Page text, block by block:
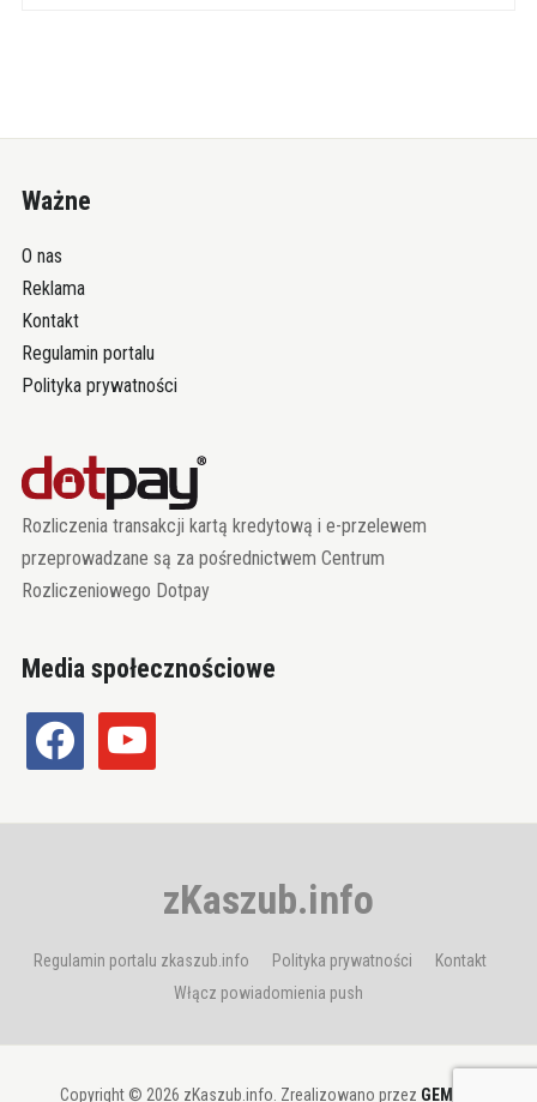
Ważne
O nas
Reklama
Kontakt
Regulamin portalu
Polityka prywatności
Rozliczenia transakcji kartą kredytową i e-przelewem
przeprowadzane są za pośrednictwem Centrum
Rozliczeniowego Dotpay
Media społecznościowe
facebook youtube
zKaszub.info
Regulamin portalu zkaszub.info Polityka prywatności
Kontakt
Włącz powiadomienia push
Copyright © 2026 zKaszub.info. Zrealizowano przez GEMBIT